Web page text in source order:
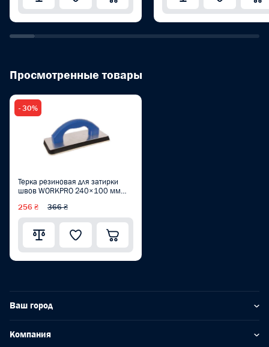
Просмотренные товары
- 30%
Терка резиновая для затирки
швов WORKPRO 240×100 мм
256 ₴ 366 ₴
Ваш город
Компания